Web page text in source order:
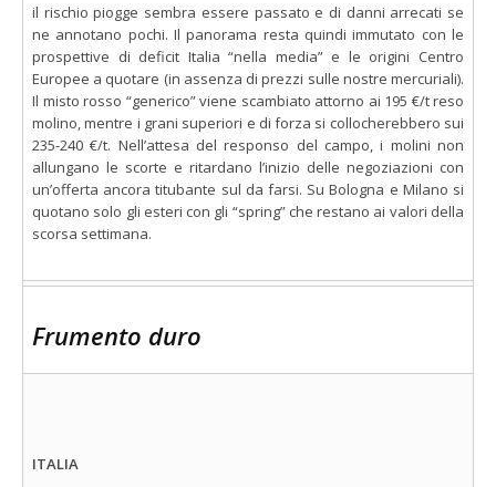
il rischio piogge sembra essere passato e di danni arrecati se
ne annotano pochi. Il panorama resta quindi immutato con le
prospettive di deficit Italia “nella media” e le origini Centro
Europee a quotare (in assenza di prezzi sulle nostre mercuriali).
Il misto rosso “generico” viene scambiato attorno ai 195 €/t reso
molino, mentre i grani superiori e di forza si collocherebbero sui
235-240 €/t. Nell’attesa del responso del campo, i molini non
allungano le scorte e ritardano l’inizio delle negoziazioni con
un’offerta ancora titubante sul da farsi. Su Bologna e Milano si
quotano solo gli esteri con gli “spring” che restano ai valori della
scorsa settimana.
Frumento duro
ITALIA